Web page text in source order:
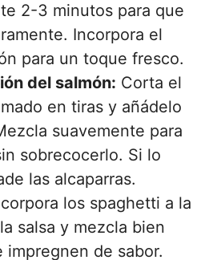
2-3 minutos para que
Incorpora el
para un toque fresco.
del salmón: Corta el
en tiras y añádelo
suavemente para
sobrecocerlo. Si lo
las alcaparras.
los spaghetti a la
salsa y mezcla bien
impregnen de sabor.